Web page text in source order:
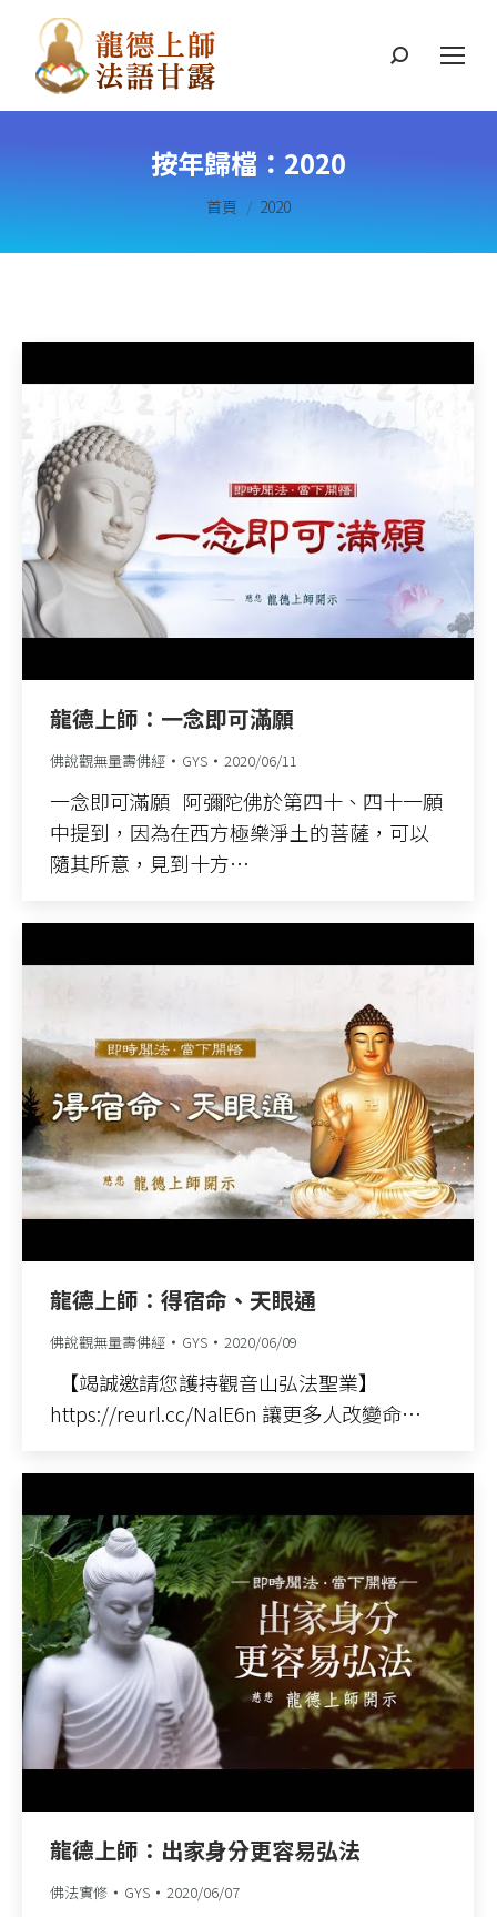
搜
按年歸檔： 2020
您在這裡：
首頁 2020
龍德上師：一念即可滿願
佛說觀無量壽佛經 GYS 2020/06/11
一念即可滿願 阿彌陀佛於第四十、四十一願
中提到，因為在西方極樂淨土的菩薩，可以
隨其所意，見到十方…
龍德上師：得宿命、天眼通
佛說觀無量壽佛經 GYS 2020/06/09
【竭誠邀請您護持觀音山弘法聖業】
https://reurl.cc/NalE6n 讓更多人改變命…
龍德上師：出家身分更容易弘法
佛法實修 GYS 2020/06/07